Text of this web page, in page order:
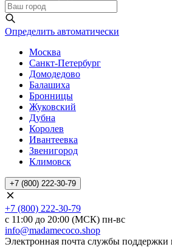
Определить автоматически
Москва
Санкт-Петербург
Домодедово
Балашиха
Бронницы
Жуковский
Дубна
Королев
Ивантеевка
Звенигород
Климовск
+7 (800) 222-30-79
+7 (800) 222-30-79
с 11:00 до 20:00 (МСК) пн-вс
info@madamecoco.shop
Электронная почта службы поддержки